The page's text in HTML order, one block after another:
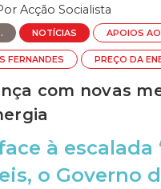
Acção Socialista
NOTÍCIAS APOIOS
FERNANDES PREÇO DA
com novas
à
o Governo